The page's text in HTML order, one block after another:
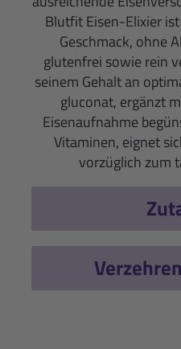
Blutfit Eisen-Elixier
Geschmack, ohne
glutenfrei sowie rein
seinem Gehalt an
gluconat, ergänzt
Eisenaufnahme
Vitaminen, eignet
vorzüglich zum